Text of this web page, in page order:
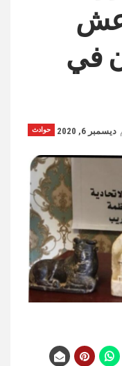
في
حوادث ديسمبر 6, 2020